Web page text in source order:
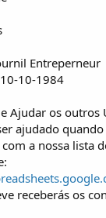
Entreperneur
10-1984
Ajudar os outros
ajudado
com a nossa lista
receberás os